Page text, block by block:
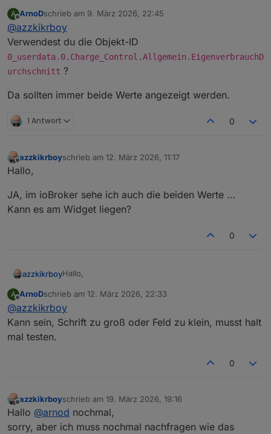
Durchschnitt Tag / Nacht bei mir nicht richtig
angezeigt wird.
ich habe die Objekt ID geprüft, die ist auch korrekt,
aber es wird nur der erste Teil angezeigt.
Woran könnte das liegen?
A
Offline
ArnoDschrieb am 9. März 2026, 22:45
zuletzt editiert von
@azzkikrboy
Verwendest du die Objekt-ID
0_userdata.0.Charge_Control.Allgemein.EigenverbrauchD
urchschnitt ?
Da sollten immer beide Werte angezeigt werden.
1 Antwort 0
Offline
azzkikrboyschrieb am 12. März 2026, 11:17
zuletzt editiert von
Hallo,
JA, im ioBroker sehe ich auch die beiden Werte …
Kann es am Widget liegen?
0
azzkikrboyHallo,
JA, im ioBroker sehe ich auch die beiden Werte …
Kann es am Widget liegen?
A
Offline
ArnoDschrieb am 12. März 2026, 22:33
zuletzt editiert von
@azzkikrboy
Kann sein, Schrift zu groß oder Feld zu klein, musst halt
mal testen.
0
Offline
azzkikrboyschrieb am 19. März 2026, 19:16
zuletzt editiert von
Hallo @arnod nochmal,
sorry, aber ich muss nochmal nachfragen wie das